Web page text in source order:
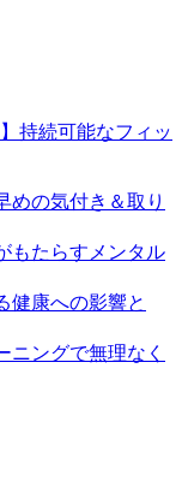
持続可能なフィッ
めの気付き＆取り
もたらすメンタル
健康への影響と
ニングで無理なく